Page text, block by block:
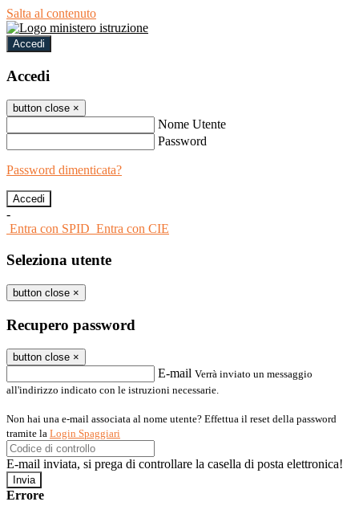
Salta al contenuto
Accedi
Accedi
button close ×
Nome Utente
Password
Password dimenticata?
-
Entra con SPID Entra con CIE
Seleziona utente
button close ×
Recupero password
button close ×
E-mail Verrà inviato un messaggio
all'indirizzo indicato con le istruzioni necessarie.
Non hai una e-mail associata al nome utente? Effettua il reset della password
tramite la Login Spaggiari
E-mail inviata, si prega di controllare la casella di posta elettronica!
Errore